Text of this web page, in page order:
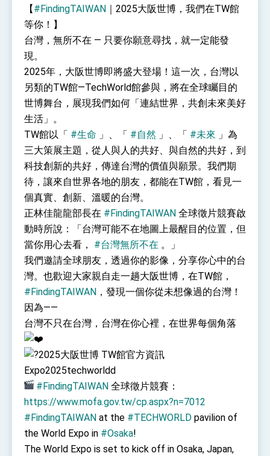
台美貿易協議完成簽署達成6大目標、創5大歷史
性突破 總統強調將以3大面向加速臺灣經濟轉型
疊加 我輸美2072項產品豁免對等關稅
外交部長林佳龍於《外交事務》撰文指出：自由
世界 需要台灣，團結合作方能守護繁榮
外交部長林佳龍出席《台灣光華雜誌》50週年慶
明臺美合作三大戰略方向 盼與民主夥伴共同引
領 下一個世代的繁榮
外交部長林佳龍接受印尼「時代雜誌」專訪，闡
述印太安全局勢，籲深化台印尼半導體供應鏈合
作
副總統接見美參議員蓋耶哥 強調美國是臺灣重
要合作夥伴
外交部長林佳龍午宴歡迎美國聯邦參議員蓋耶哥
訪問團
外交部長林佳龍接見美國智庫「德國馬歇爾基金
會」訪問團一行，深化跨大西洋戰略夥伴關係
臺美經貿談判獲階段性成果 卓揆期勉爭取時間完
成「臺美對等貿易協定」簽署
卓揆：臺美關稅談判階段性結果有助臺灣取得有
利戰略地位 全力支持「臺美對等貿易協定」簽署
外交部與數位發展部攜手合作，整合台灣雄厚數
外交部長林佳龍主持第35次「參與亞太經濟合作
策略小組」跨部會會議
「總合外交」與台歐美日關係深化
總統以「韌性之島，希望之光」為題發表2026新
總統主持「守護民主台灣國安行動方案」記者
會 強調以實力守護台海和平 以決心掌握國家
命運
變局中 奮起的新臺灣 總統發表國慶演說
總統發表執政周年談話 盼面對未來挑戰 堅持
團結 迎風轉型 穩健前行
【#FindingTAIWAN ｜2025大阪世博，我們在TW館
等你！】
台灣，無所不在 — 只要你願意尋找，就一定能發
現。
2025年，大阪世博即將盛大登場！這一次，台灣以
另類的TW館—TechWorld館參與，將在全球矚目的
世博舞台，展現我們如何「連結世界，共創未來美好
生活」。
TW館以「 #生命 」、「 #自然 」、「 #未來 」為
三大策展主題，從人與人的共好、與自然的共好，到
科技創新的共好，傳達台灣的價值與願景。我們期
待，讓來自世界各地的朋友，都能在TW館，看見一
個真實、創新、溫暖的台灣。
正林佳龍龍部長在 #FindingTAIWAN 全球徵片競賽啟
動時所說：「台灣可能不在地圖上最醒目的位置，但
當你用心去看， #台灣無所不在 。」
我們邀請全球朋友，透過你的影像，分享你心中的台
灣。也歡迎大家親自走一趟大阪世博，在TW館，
#FindingTAIWAN ，發現一個你從未想像過的台灣！
因為——
台灣不只在台灣，台灣在你心裡，在世界每個角落
2025大阪世博 TW館官方資訊
Expo2025techworldd
#FindingTAIWAN 全球徵片競賽：
https://www.mofa.gov.tw/cp.aspx?n=7012
#FindingTAIWAN at the #TECHWORLD pavilion of
the World Expo in #Osaka!
The World Expo is set to kick off in Osaka, Japan,